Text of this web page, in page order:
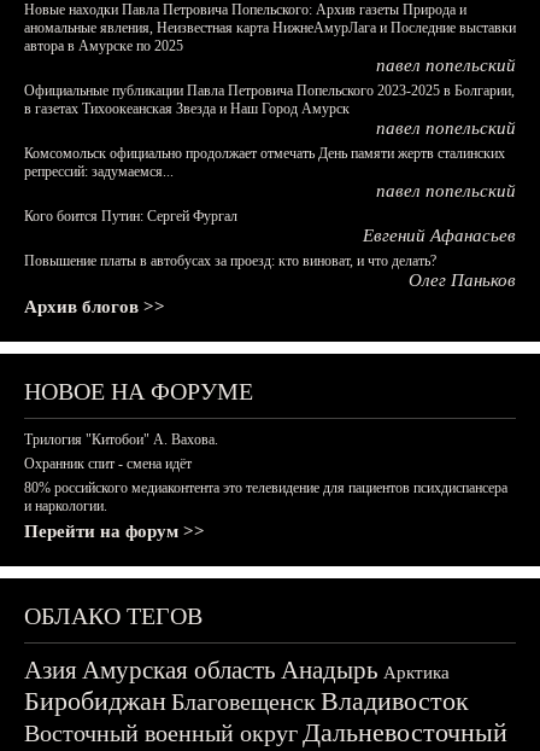
Новые находки Павла Петровича Попельского: Архив газеты Природа и
аномальные явления, Неизвестная карта НижнеАмурЛага и Последние выставки
автора в Амурске по 2025
павел попельский
Официальные публикации Павла Петровича Попельского 2023-2025 в Болгарии,
в газетах Тихоокеанская Звезда и Наш Город Амурск
павел попельский
Комсомольск официально продолжает отмечать День памяти жертв сталинских
репрессий: задумаемся...
павел попельский
Кого боится Путин: Сергей Фургал
Евгений Афанасьев
Повышение платы в автобусах за проезд: кто виноват, и что делать?
Олег Паньков
Архив блогов >>
НОВОЕ НА ФОРУМЕ
Трилогия "Китобои" А. Вахова.
Охранник спит - смена идёт
80% российского медиаконтента это телевидение для пациентов психдиспансера
и наркологии.
Перейти на форум >>
ОБЛАКО ТЕГОВ
АзияАмурская область Анадырь Арктика
БиробиджанБлаговещенскВладивосток
Восточный военный округДальневосточный